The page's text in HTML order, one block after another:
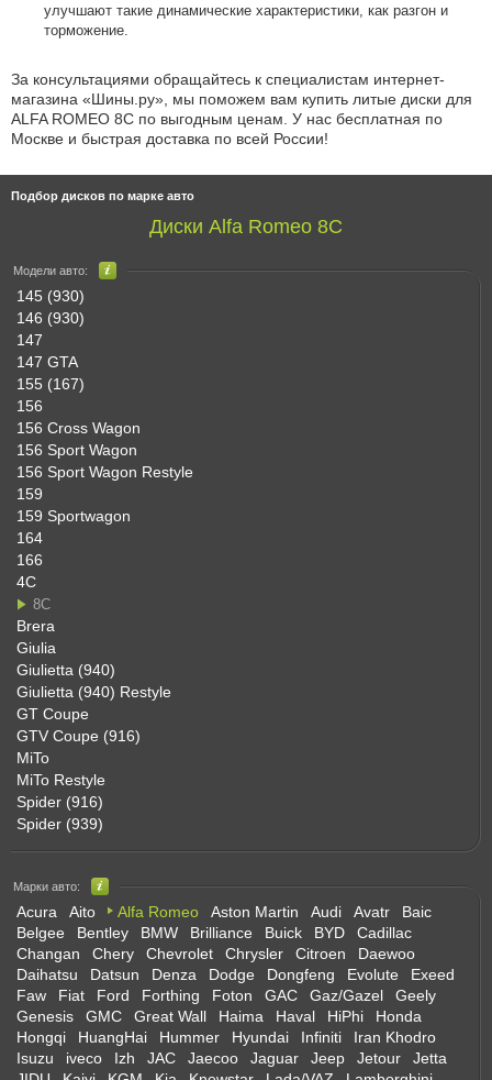
Подбор дисков по марке авто
Диски Alfa Romeo 8C
Модели авто:
145 (930)
146 (930)
147
147 GTA
155 (167)
156
156 Cross Wagon
156 Sport Wagon
156 Sport Wagon Restyle
159
159 Sportwagon
164
166
4C
8C
Brera
Giulia
Giulietta (940)
Giulietta (940) Restyle
GT Coupe
GTV Coupe (916)
MiTo
MiTo Restyle
Spider (916)
Spider (939)
Марки авто:
Acura Aito Alfa Romeo Aston Martin Audi Avatr
Baic
Belgee
Bentley BMW Brilliance Buick BYD
Cadillac
Changan
Chery Chevrolet Chrysler Citroen
Daewoo
Daihatsu
Datsun Denza Dodge Dongfeng Evolute
Exeed
Faw
Fiat Ford Forthing Foton GAC Gaz/Gazel
Geely
Genesis
GMC Great Wall Haima Haval HiPhi
Honda
Hongqi
HuangHai Hummer Hyundai Infiniti
Iran Khodro
Isuzu
iveco Izh JAC Jaecoo Jaguar Jeep Jetour
Jetta
улучшают такие динамические характеристики, как разгон и
торможение.
За консультациями обращайтесь к специалистам интернет-
магазина «Шины.ру», мы поможем вам купить литые диски для
ALFA ROMEO 8C по выгодным ценам. У нас бесплатная по
Москве и быстрая доставка по всей России!